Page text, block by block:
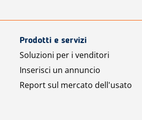
Prodotti e servizi
Soluzioni per i venditori
Inserisci un annuncio
Report sul mercato dell'usato